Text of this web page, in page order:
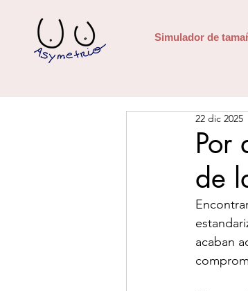
Simulador de
Por
de
22 dic 2025
acaban